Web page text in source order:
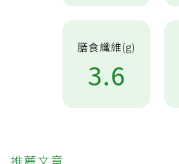
膳食纖維(g)
3.6